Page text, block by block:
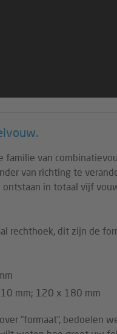
van
van richting te
ontstaan in totaal vijf
rechthoek, dit zijn de
mm; 120 x 180 mm
“formaat”, bedoelen